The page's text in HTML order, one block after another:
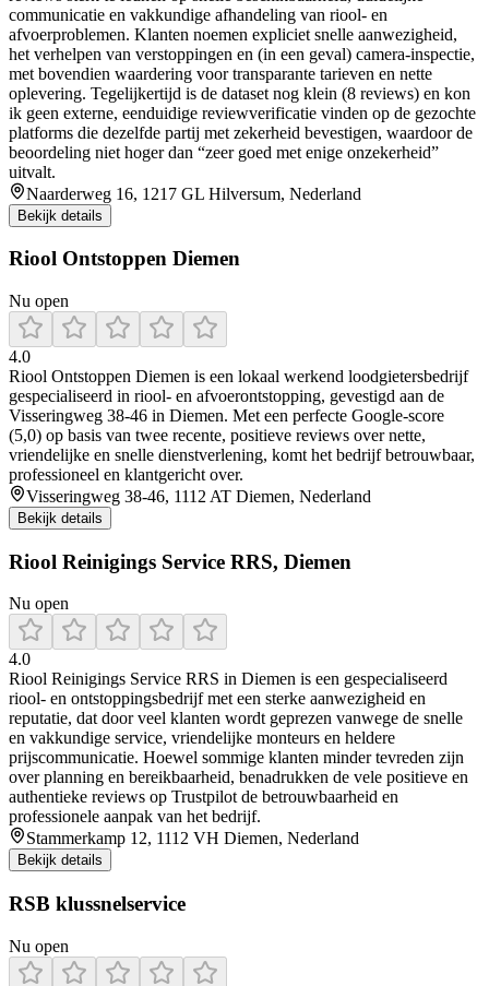
communicatie en vakkundige afhandeling van riool- en
afvoerproblemen. Klanten noemen expliciet snelle aanwezigheid,
het verhelpen van verstoppingen en (in een geval) camera-inspectie,
met bovendien waardering voor transparante tarieven en nette
oplevering. Tegelijkertijd is de dataset nog klein (8 reviews) en kon
ik geen externe, eenduidige reviewverificatie vinden op de gezochte
platforms die dezelfde partij met zekerheid bevestigen, waardoor de
beoordeling niet hoger dan “zeer goed met enige onzekerheid”
uitvalt.
Naarderweg 16, 1217 GL Hilversum, Nederland
Bekijk details
Riool Ontstoppen Diemen
Nu open
4.0
Riool Ontstoppen Diemen is een lokaal werkend loodgietersbedrijf
gespecialiseerd in riool- en afvoerontstopping, gevestigd aan de
Visseringweg 38‑46 in Diemen. Met een perfecte Google‑score
(5,0) op basis van twee recente, positieve reviews over nette,
vriendelijke en snelle dienstverlening, komt het bedrijf betrouwbaar,
professioneel en klantgericht over.
Visseringweg 38-46, 1112 AT Diemen, Nederland
Bekijk details
Riool Reinigings Service RRS, Diemen
Nu open
4.0
Riool Reinigings Service RRS in Diemen is een gespecialiseerd
riool- en ontstoppingsbedrijf met een sterke aanwezigheid en
reputatie, dat door veel klanten wordt geprezen vanwege de snelle
en vakkundige service, vriendelijke monteurs en heldere
prijscommunicatie. Hoewel sommige klanten minder tevreden zijn
over planning en bereikbaarheid, benadrukken de vele positieve en
authentieke reviews op Trustpilot de betrouwbaarheid en
professionele aanpak van het bedrijf.
Stammerkamp 12, 1112 VH Diemen, Nederland
Bekijk details
RSB klussnelservice
Nu open